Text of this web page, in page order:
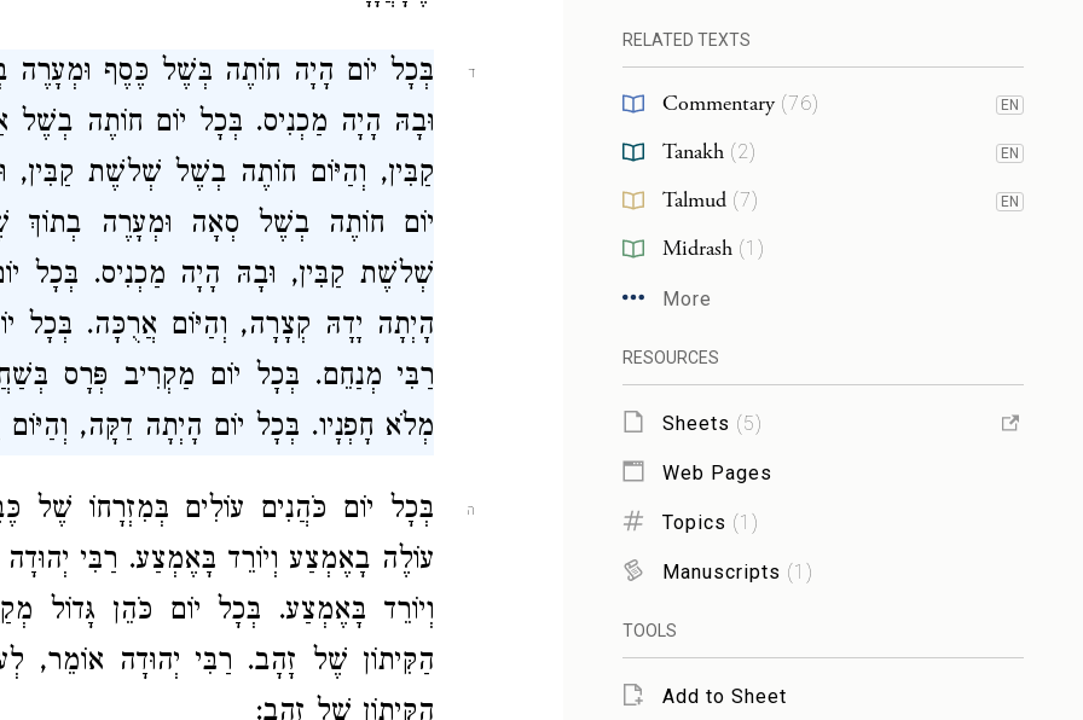
ד
בְּכָל יוֹם הָיָה חוֹתֶה בְּשֶׁל כֶּסֶף וּמְעָרֶה
וּבָהּ הָיָה מַכְנִיס. בְּכָל יוֹם חוֹתֶה
קַבִּין, וְהַיּוֹם חוֹתֶה בְשֶׁל שְׁלשֶׁת קַבִּין,
יוֹם חוֹתֶה בְשֶׁל סְאָה וּמְעָרֶה בְתוֹךְ
שְׁלשֶׁת קַבִּין, וּבָהּ הָיָה מַכְנִיס. בְּכָל
הָיְתָה יָדָהּ קְצָרָה, וְהַיּוֹם אֲרֻכָּה. בְּכָל
רַבִּי מְנַחֵם. בְּכָל יוֹם מַקְרִיב פְּרָס
מְלֹא חָפְנָיו. בְּכָל יוֹם הָיְתָה דַקָּה,
ה
בְּכָל יוֹם כֹּהֲנִים עוֹלִים בְּמִזְרָחוֹ שֶׁל
עוֹלֶה בָאֶמְצַע וְיוֹרֵד בָּאֶמְצַע. רַבִּי יְהוּדָה
וְיוֹרֵד בָּאֶמְצַע. בְּכָל יוֹם כֹּהֵן גָּדוֹל
הַקִּיתוֹן שֶׁל זָהָב. רַבִּי יְהוּדָה אוֹמֵר,
RELATED TEXTS
Commentary(76) EN
Tanakh(2) EN
Talmud(7) EN
Midrash(1 )
More
RESOURCES
Sheets (5)
Web Pages
Topics (1 )
Manuscripts (1 )
TOOLS
Add to Sheet